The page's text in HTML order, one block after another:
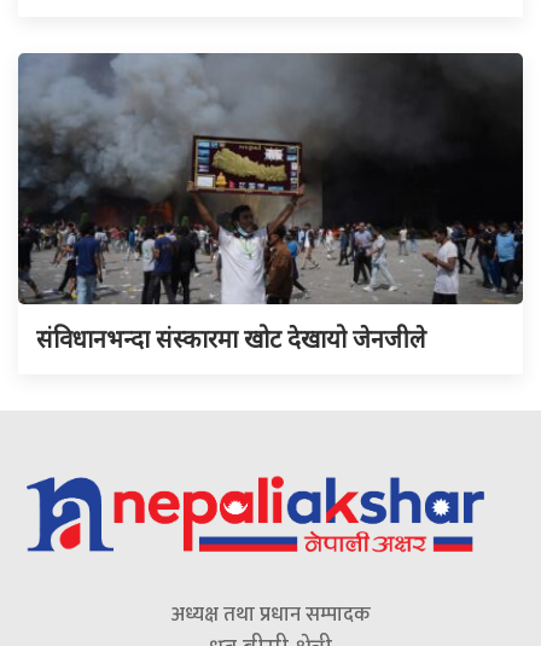
संविधानभन्दा संस्कारमा खोट देखायो जेनजीले
अध्यक्ष तथा प्रधान सम्पादक